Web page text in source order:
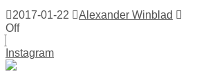
2017-01-22
Alexander Winblad
Off
Instagram